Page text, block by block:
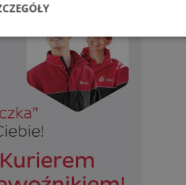
Wydajność
Niesklasyfikowane